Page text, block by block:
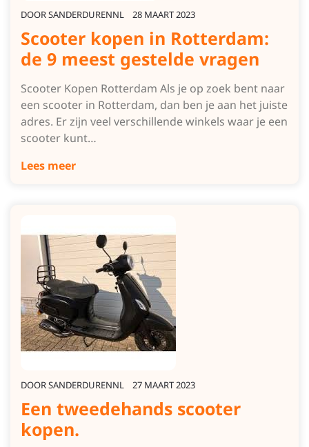
DOORSANDERDURENNL 28 MAART 2023
Scooter kopen in Rotterdam:
de 9 meest gestelde vragen
Scooter Kopen Rotterdam Als je op zoek bent naar
een scooter in Rotterdam, dan ben je aan het juiste
adres. Er zijn veel verschillende winkels waar je een
scooter kunt…
Lees meer
DOORSANDERDURENNL 27 MAART 2023
Een tweedehands scooter
kopen.